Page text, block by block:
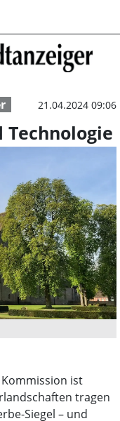
der
21.04.2024 09:06
ist
tragen
Siegel – und